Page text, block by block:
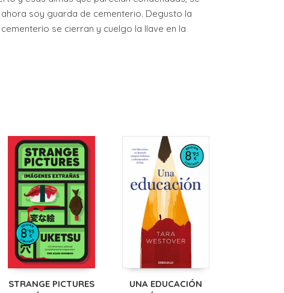
soy guarda de cementerio. Degusto la
se cierran y cuelgo la llave en la
STRANGE PICTURES
UNA EDUCACIÓN